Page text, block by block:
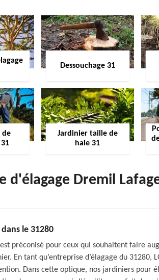
Dessouchage 31
de
Jardinier taille de
haie 31
d'élagage Dremil
le 31280
préconisé pour ceux qui souhaitent faire
En tant qu’entreprise d’élagage du 31280,
Dans cette optique, nos jardiniers pour